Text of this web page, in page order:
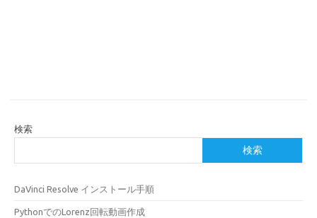
検索
検索
DaVinci Resolve インストール手順
PythonでのLorenz回転動画作成